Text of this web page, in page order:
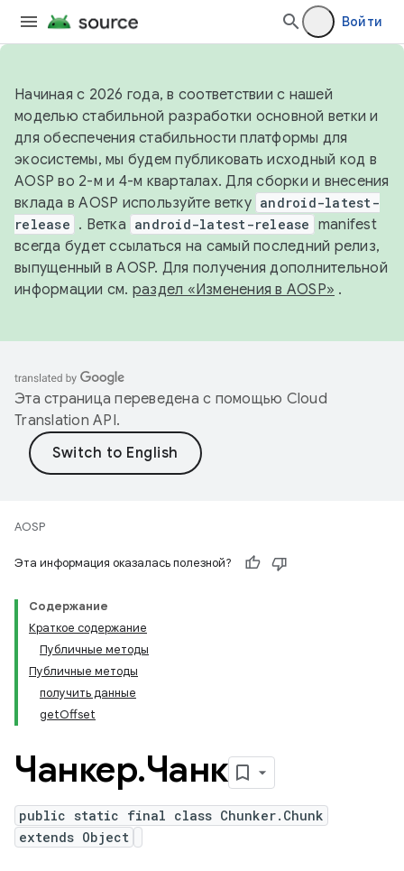
Войти
Начиная с 2026 года, в соответствии с нашей
моделью стабильной разработки основной ветки и
для обеспечения стабильности платформы для
экосистемы, мы будем публиковать исходный код в
AOSP во 2-м и 4-м кварталах. Для сборки и внесения
вклада в AOSP используйте ветку android-latest-
release . Ветка android-latest-release manifest
всегда будет ссылаться на самый последний релиз,
выпущенный в AOSP. Для получения дополнительной
информации см. раздел «Изменения в AOSP» .
Эта страница переведена с помощью Cloud
Translation API.
AOSP
Эта информация оказалась полезной?
Содержание
Краткое содержание
Публичные методы
Публичные методы
получить данные
getOffset
Чанкер.Чанк
public static final class Chunker.Chunk
extends Object